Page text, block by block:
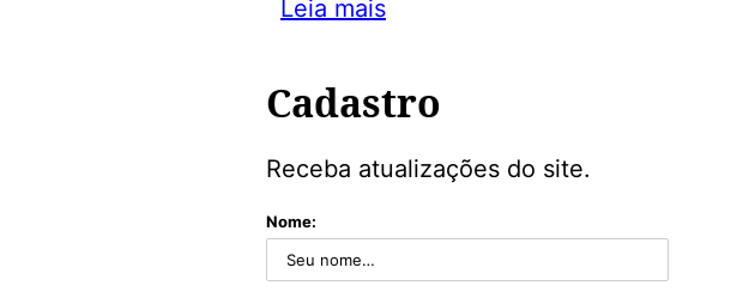
Leia mais
Cadastro
Receba atualizações do site.
Nome: